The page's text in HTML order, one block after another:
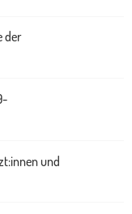
der
und